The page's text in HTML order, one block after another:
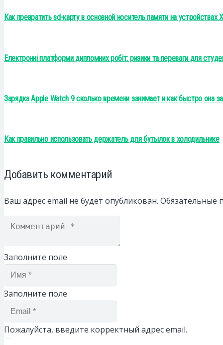
Как превратить sd-карту в основной носитель памяти на устройствах
Електронні платформи дипломних робіт: ризики та переваги для
Зарядка Apple Watch 9 сколько времени занимает и как быстро она
Как правильно использовать держатель для бутылок в холодильнике
Добавить комментарий
Ваш адрес email не будет опубликован. Обязательные
Заполните поле
Заполните поле
Пожалуйста, введите корректный адрес email.